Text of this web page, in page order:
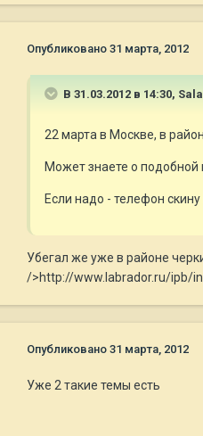
Опубликовано 31 марта, 2012
В 31.03.2012 в 14:30,
22 марта в Москве, в
Может знаете о подобной
Если надо - телефон
Убегал же уже в районе
/>http://www.labrador.ru/ipb/
Опубликовано 31 марта, 2012
Уже 2 такие темы есть